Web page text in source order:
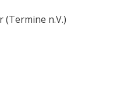
(Termine n.V.)